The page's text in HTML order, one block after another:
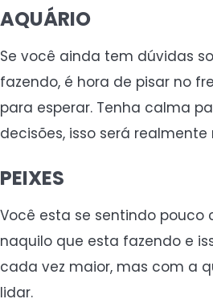
AQUÁRIO
Se você ainda tem dúvidas
fazendo, é hora de pisar no
para esperar. Tenha calma
decisões, isso será realmente
PEIXES
Você esta se sentindo pouco
naquilo que esta fazendo e
cada vez maior, mas com a
lidar.